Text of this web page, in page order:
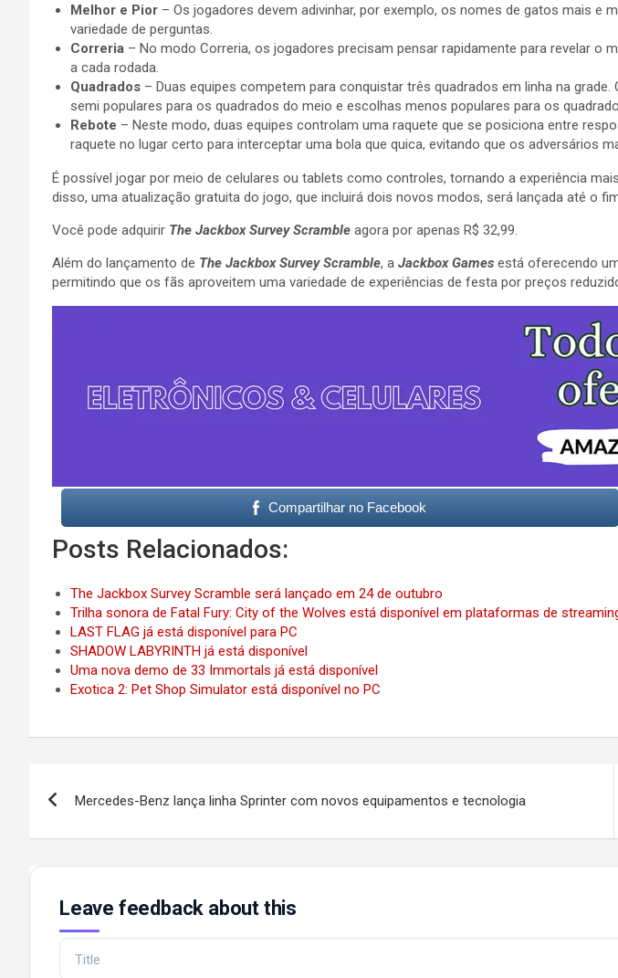
Melhor e Pior – Os jogadores devem adivinhar, por exemplo, os nomes de gatos mais
variedade de perguntas.
Correria – No modo Correria, os jogadores precisam pensar rapidamente para revelar
a cada rodada.
Quadrados – Duas equipes competem para conquistar três quadrados em linha na
semi populares para os quadrados do meio e escolhas menos populares para os
Rebote – Neste modo, duas equipes controlam uma raquete que se posiciona entre
raquete no lugar certo para interceptar uma bola que quica, evitando que os adversários
É possível jogar por meio de celulares ou tablets como controles, tornando a experiência
disso, uma atualização gratuita do jogo, que incluirá dois novos modos, será lançada até o
Você pode adquirir The Jackbox Survey Scramble agora por apenas R$ 32,99.
Além do lançamento de The Jackbox Survey Scramble, a Jackbox Games está oferecendo
permitindo que os fãs aproveitem uma variedade de experiências de festa por preços
Compartilhar no Facebook
Posts Relacionados:
The Jackbox Survey Scramble será lançado em 24 de outubro
Trilha sonora de Fatal Fury: City of the Wolves está disponível em plataformas de
LAST FLAG já está disponível para PC
SHADOW LABYRINTH já está disponível
Uma nova demo de 33 Immortals já está disponível
Exotica 2: Pet Shop Simulator está disponível no PC
Mercedes-Benz lança linha Sprinter com novos equipamentos e tecnologia
Leave feedback about this